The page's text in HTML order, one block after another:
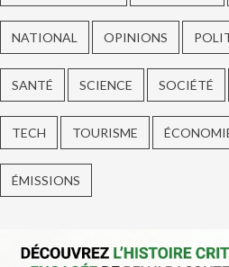
NATIONAL OPINIONS
SANTÉ SCIENCE SOCIÉTÉ
TECH TOURISME
ÉMISSIONS